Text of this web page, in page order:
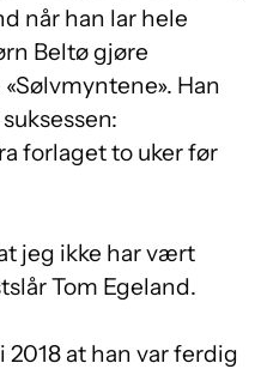
når han lar hele
Beltø gjøre
Han
forlaget to uker før
jeg ikke har vært
Tom Egeland.
at han var ferdig